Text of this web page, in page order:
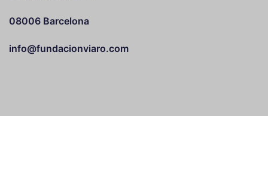
08006 Barcelona
info@fundacionviaro.com